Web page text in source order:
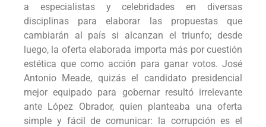
a especialistas y celebridades en diversas
disciplinas para elaborar las propuestas que
cambiarán al país si alcanzan el triunfo; desde
luego, la oferta elaborada importa más por cuestión
estética que como acción para ganar votos. José
Antonio Meade, quizás el candidato presidencial
mejor equipado para gobernar resultó irrelevante
ante López Obrador, quien planteaba una oferta
simple y fácil de comunicar: la corrupción es el